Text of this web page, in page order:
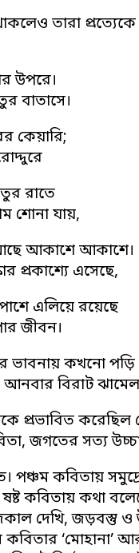
তারা
উপরে।
বাতাসে।
কেয়ারি;
রাতে
শোনা যায়,
আকাশে আকাশে।
প্রকাশ্যে এসেছে,
এলিয়ে রয়েছে
জীবন।
ভাবনায় কখনো পড়ি
বিরাট
করেছিল
জগতের সত্য
কবিতায়
কবিতায় কথা
দেখি, জড়বস্তু ও
‘মোহানা’